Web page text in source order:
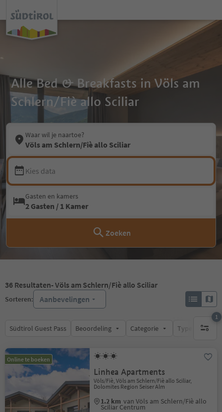
Alle Bed & Breakfasts in Völs am
Schlern/Fiè allo Sciliar
Waar wil je naartoe?
Völs am Schlern/Fiè allo Sciliar
Kies data
Gasten en kamers
2 Gasten / 1 Kamer
Zoeken
36 Resultaten- Völs am Schlern/Fiè allo Sciliar
Sorteren: Aanbevelingen
Südtirol Guest Pass Beoordeling Categorie Type catering
1
1
Online te boeken
Linhea Apartments
Völs/Fiè, Völs am Schlern/Fiè allo Sciliar,
Dolomites Region Seiser Alm
1.2 km van Völs am Schlern/Fiè allo
Sciliar Centrum